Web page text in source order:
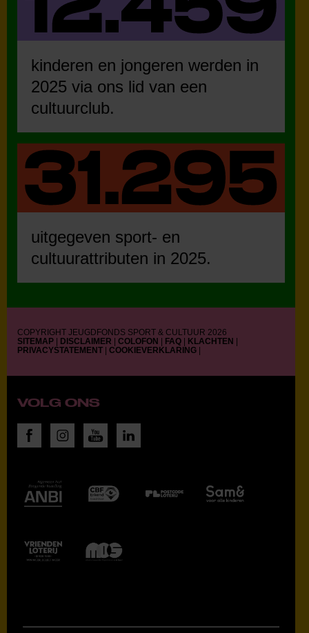
kinderen en jongeren werden in
2025 via ons lid van een
cultuurclub.
uitgegeven sport- en
cultuurattributen in 2025.
COPYRIGHT JEUGDFONDS SPORT & CULTUUR 2026
SITEMAP | DISCLAIMER | COLOFON | FAQ | KLACHTEN |
PRIVACYSTATEMENT | COOKIEVERKLARING |
VOLG ONS